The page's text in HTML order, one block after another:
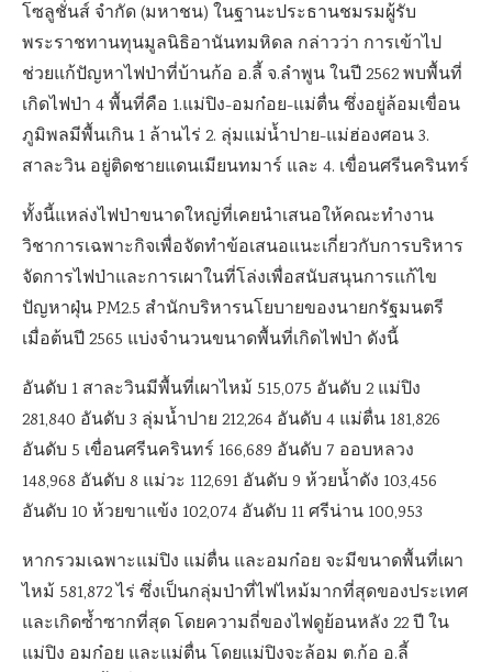
โซลูชั่นส์ จำกัด (มหาชน) ในฐานะประธานชมรมผู้รับ
พระราชทานทุนมูลนิธิอานันทมหิดล กล่าวว่า การเข้าไป
ช่วยแก้ปัญหาไฟป่าที่บ้านก้อ อ.ลี้ จ.ลำพูน ในปี 2562 พบพื้นที่
เกิดไฟป่า 4 พื้นที่คือ 1.แม่ปิง-อมก๋อย-แม่ตื่น ซึ่งอยู่ล้อมเขื่อน
ภูมิพลมีพื้นเกิน 1 ล้านไร่ 2. ลุ่มแม่น้ำปาย-แม่ฮ่องศอน 3.
สาละวิน อยู่ติดชายแดนเมียนทมาร์ และ 4. เขื่อนศรีนครินทร์
ทั้งนี้แหล่งไฟป่าขนาดใหญ่ที่เคยนำเสนอให้คณะทำงาน
วิชาการเฉพาะกิจเพื่อจัดทำข้อเสนอแนะเกี่ยวกับการบริหาร
จัดการไฟป่าและการเผาในที่โล่งเพื่อสนับสนุนการแก้ไข
ปัญหาฝุ่น PM2.5 สำนักบริหารนโยบายของนายกรัฐมนตรี
เมื่อต้นปี 2565 แบ่งจำนวนขนาดพื้นที่เกิดไฟป่า ดังนี้
อันดับ 1 สาละวินมีพื้นที่เผาไหม้ 515,075 อันดับ 2 แม่ปิง
281,840 อันดับ 3 ลุ่มน้ำปาย 212,264 อันดับ 4 แม่ตื่น 181,826
อันดับ 5 เขื่อนศรีนครินทร์ 166,689 อันดับ 7 ออบหลวง
148,968 อันดับ 8 แม่วะ 112,691 อันดับ 9 ห้วยน้ำดัง 103,456
อันดับ 10 ห้วยขาแข้ง 102,074 อันดับ 11 ศรีน่าน 100,953
หากรวมเฉพาะแม่ปิง แม่ตื่น และอมก๋อย จะมีขนาดพื้นที่เผา
ไหม้ 581,872 ไร่ ซึ่งเป็นกลุ่มป่าที่ไฟไหม้มากที่สุดของประเทศ
และเกิดซ้ำซากที่สุด โดยความถี่ของไฟดูย้อนหลัง 22 ปี ใน
แม่ปิง อมก๋อย และแม่ตื่น โดยแม่ปิงจะล้อม ต.ก้อ อ.ลี้